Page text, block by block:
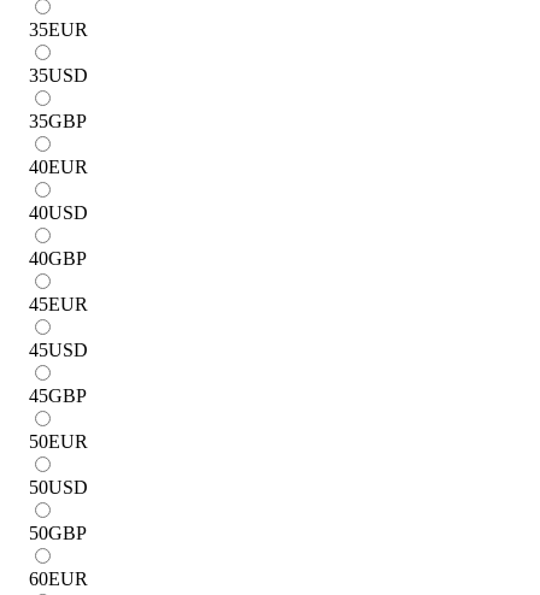
35EUR
35USD
35GBP
40EUR
40USD
40GBP
45EUR
45USD
45GBP
50EUR
50USD
50GBP
60EUR